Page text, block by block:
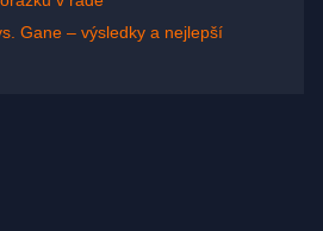
Gane – výsledky a nejlepší